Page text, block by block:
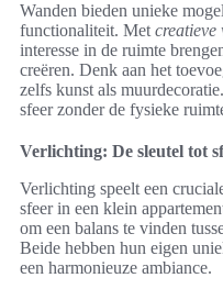
Wanden bieden unieke
functionaliteit. Met creatieve
interesse in de ruimte
creëren. Denk aan het
zelfs kunst als
sfeer zonder de fysieke
Verlichting: De sleutel tot
Verlichting speelt een
sfeer in een klein
om een balans te vinden
Beide hebben hun eigen
een harmonieuze ambiance.